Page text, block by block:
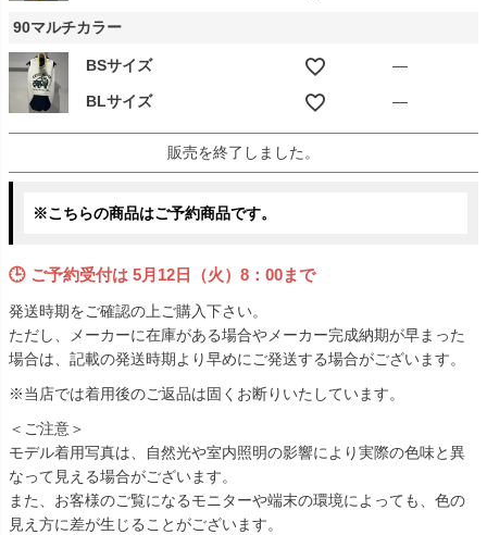
90マルチカラー
BSサイズ —
BLサイズ —
販売を終了しました。
※こちらの商品はご予約商品です。
🕒 ご予約受付は 5月12日（火）8：00まで
発送時期をご確認の上ご購入下さい。
ただし、メーカーに在庫がある場合やメーカー完成納期が早まった
場合は、記載の発送時期より早めにご発送する場合がございます。
※当店では着用後のご返品は固くお断りいたしています。
＜ご注意＞
モデル着用写真は、自然光や室内照明の影響により実際の色味と異
なって見える場合がございます。
また、お客様のご覧になるモニターや端末の環境によっても、色の
見え方に差が生じることがございます。